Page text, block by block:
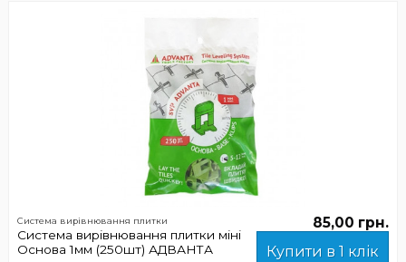
Система вирівнювання плитки
Система вирівнювання плитки міні
Основа 1мм (250шт) АДВАНТА
85,00 грн.
Купити в 1 клік